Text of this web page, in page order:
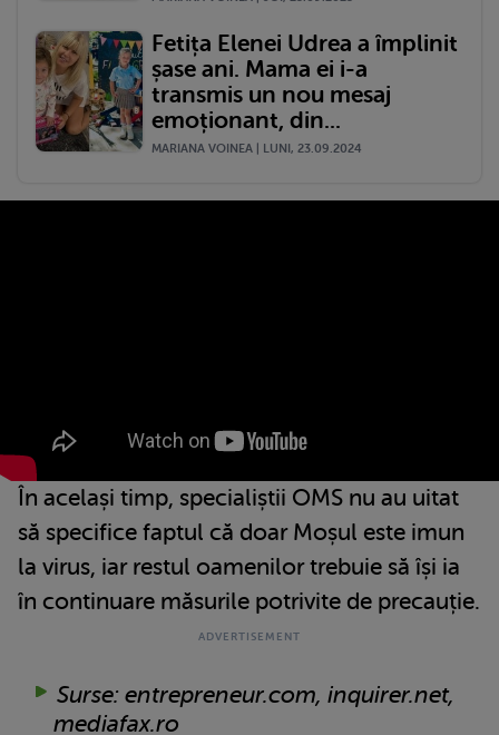
Fetița Elenei Udrea a împlinit
șase ani. Mama ei i-a
transmis un nou mesaj
emoționant, din...
MARIANA VOINEA | LUNI, 23.09.2024
În același timp, specialiștii OMS nu au uitat
să specifice faptul că doar Moșul este imun
la virus, iar restul oamenilor trebuie să își ia
în continuare măsurile potrivite de precauție.
Surse: entrepreneur.com, inquirer.net,
mediafax.ro